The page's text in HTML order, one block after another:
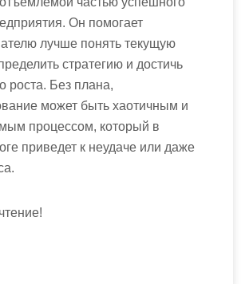
Он помогает
лучше понять текущую
стратегию и достичь
роста. Без плана,
может быть хаотичным и
процессом, который в
приведет к неудаче или даже